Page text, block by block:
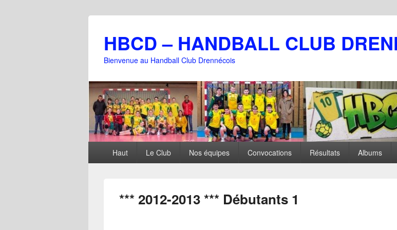
HBCD – HANDBALL CLUB
Bienvenue au Handball Club Drennécois
principalHaut Le Club Nos équipes Convocations Résultats Albums
*** 2012-2013 *** Débutants 1